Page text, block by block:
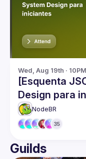
Wed, Aug 19th · 10PM
[Esquenta
Design para
NodeBR
35
Guilds